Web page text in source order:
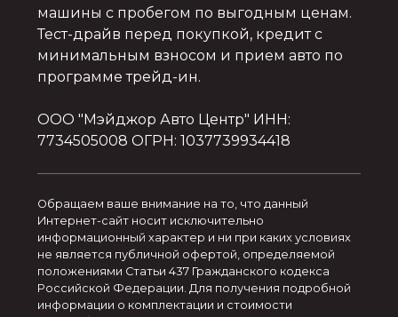
машины с пробегом по выгодным ценам.
Тест-драйв перед покупкой, кредит с
минимальным взносом и прием авто по
программе трейд-ин.
ООО "Мэйджор Авто Центр" ИНН:
7734505008 ОГРН: 1037739934418
Обращаем ваше внимание на то, что данный
Интернет-сайт носит исключительно
информационный характер и ни при каких условиях
не является публичной офертой, определяемой
положениями Статьи 437 Гражданского кодекса
Российской Федерации. Для получения подробной
информации о комплектации и стоимости